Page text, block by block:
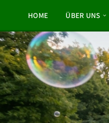
sidebar
HOME ÜBER UNS